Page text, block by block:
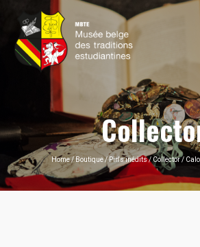
Home/Boutique/ Pin's inédits/Collector/